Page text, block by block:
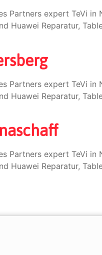
Partners expert TeVi
Huawei Reparatur,
Partners expert TeVi
Huawei Reparatur,
Partners expert TeVi
Huawei Reparatur,